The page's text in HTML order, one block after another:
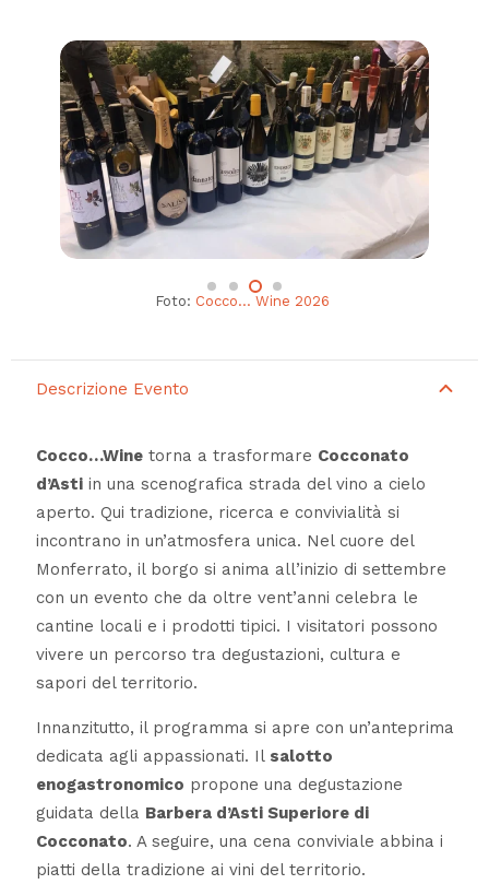
Foto: Cocco… Wine 2026
Descrizione Evento
Cocco…Winetorna a trasformare Cocconato
d’Astiin una scenografica strada del vino a cielo
aperto. Qui tradizione, ricerca e convivialità si
incontrano in un’atmosfera unica. Nel cuore del
Monferrato, il borgo si anima all’inizio di settembre
con un evento che da oltre vent’anni celebra le
cantine locali e i prodotti tipici. I visitatori possono
vivere un percorso tra degustazioni, cultura e
sapori del territorio.
Innanzitutto, il programma si apre con un’anteprima
dedicata agli appassionati. Il salotto
enogastronomico propone una degustazione
guidata della Barbera d’Asti Superiore di
Cocconato. A seguire, una cena conviviale abbina i
piatti della tradizione ai vini del territorio.